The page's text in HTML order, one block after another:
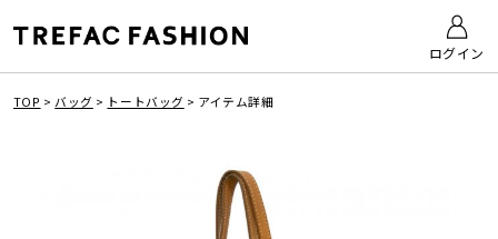
ログイン
TOP >バッグ > トートバッグ > アイテム詳細